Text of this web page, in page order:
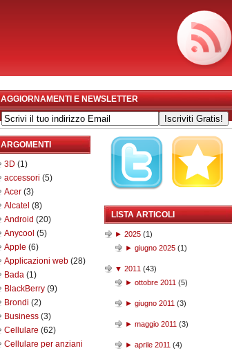
AGGIORNAMENTI E NEWSLETTER
ARGOMENTI
3D (1)
accessori (5)
Acer (3)
Alcatel (8)
Android (20)
Anycool (5)
Apple (6)
Applicazioni web (28)
Bada (1)
BlackBerry (9)
Brondi (2)
Business (3)
Cellulare (62)
Cellulare per anziani
LISTA ARTICOLI
► 2025 (1)
► giugno 2025 (1)
▼ 2011 (43)
► ottobre 2011 (5)
► giugno 2011 (3)
► maggio 2011 (3)
► aprile 2011 (4)